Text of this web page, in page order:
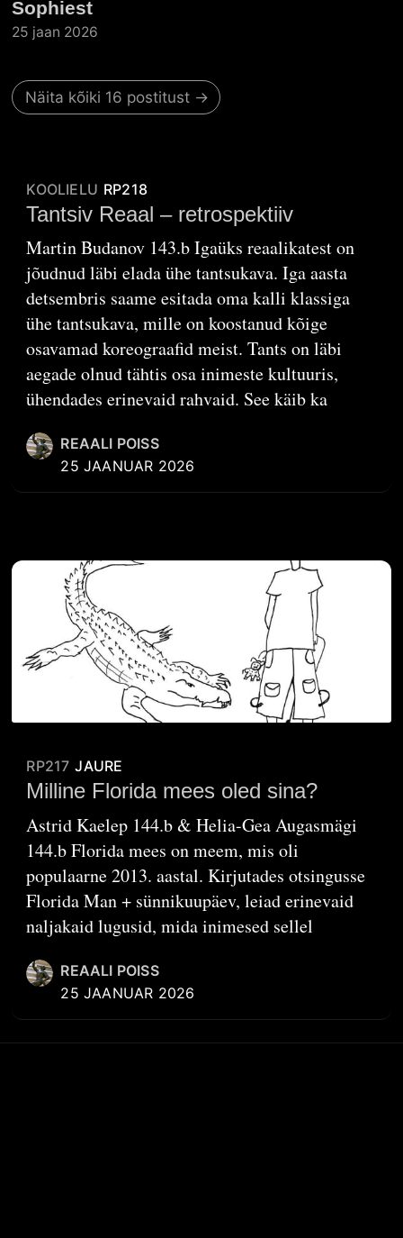
Sophiest
25 jaan 2026
Näita kõiki 16 postitust →
KOOLIELU RP218
Tantsiv Reaal – retrospektiiv
Martin Budanov 143.b Igaüks reaalikatest on
jõudnud läbi elada ühe tantsukava. Iga aasta
detsembris saame esitada oma kalli klassiga
ühe tantsukava, mille on koostanud kõige
osavamad koreograafid meist. Tants on läbi
aegade olnud tähtis osa inimeste kultuuris,
ühendades erinevaid rahvaid. See käib ka
REAALI POISS
25 JAANUAR 2026
RP217 JAURE
Milline Florida mees oled sina?
Astrid Kaelep 144.b & Helia-Gea Augasmägi
144.b Florida mees on meem, mis oli
populaarne 2013. aastal. Kirjutades otsingusse
Florida Man + sünnikuupäev, leiad erinevaid
naljakaid lugusid, mida inimesed sellel
REAALI POISS
25 JAANUAR 2026